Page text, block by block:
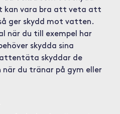
kan vara bra att veta att
ger skydd mot vatten.
när du till exempel har
skydda sina
skyddar de
du tränar på gym eller